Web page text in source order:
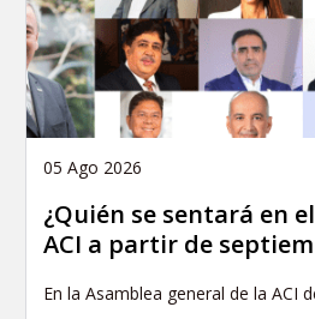
05 Ago 2026
¿Quién se sentará en
ACI a partir de
En la Asamblea general de la ACI